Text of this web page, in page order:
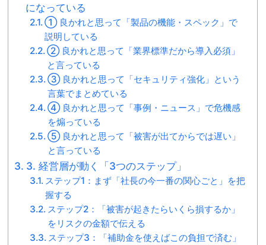
になっている
① 良かれと思って「製品の機能・スペック」で
説明している
② 良かれと思って「業界標準だから導入必須」
と言っている
③ 良かれと思って「セキュリティ強化」という
言葉でまとめている
④ 良かれと思って「事例・ニュース」で危機感
を煽っている
⑤ 良かれと思って「被害が出てからでは遅い」
と言っている
3. 経営層が動く「3つのステップ」
ステップ1：まず「社長の今一番の関心ごと」を把
握する
ステップ2：「被害が起きたらいくら損するか」
をリスクの金額で伝える
ステップ3：「補助金を使えばこの負担で済む」